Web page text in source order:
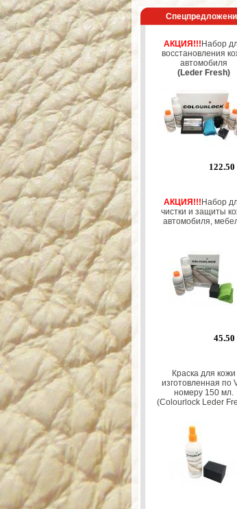
АКЦИЯ!!! Набор
восстановления
автомобиля
(Leder Fresh)
АКЦИЯ!!! Набор
чистки и защиты
автомобиля,
Краска для кожи
изготовленная по
номеру 150 мл.
(Colourlock Leder